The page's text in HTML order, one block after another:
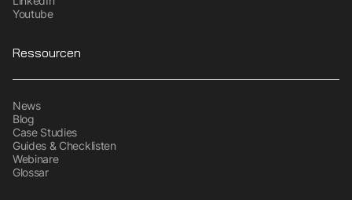
Youtube
Ressourcen
News
Blog
Case Studies
Guides & Checklisten
Webinare
Glossar